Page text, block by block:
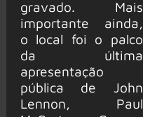
gravado. Mais
importante ainda,
o local foi o palco
da última
apresentação
pública de John
Lennon, Paul